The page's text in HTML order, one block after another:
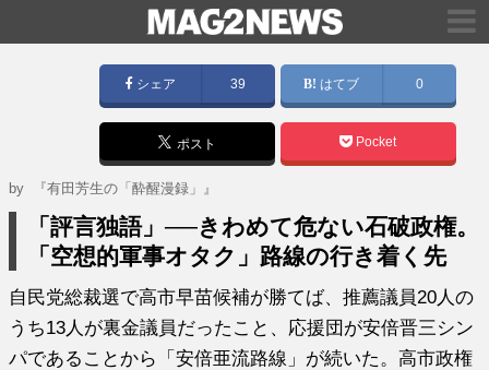
シェア 39 はてブ 0
ポスト Pocket
by 『有田芳生の「酔醒漫録」』
「評言独語」──きわめて危ない石破政権。
「空想的軍事オタク」路線の行き着く先
自民党総裁選で高市早苗候補が勝てば、推薦議員20人の
うち13人が裏金議員だったこと、応援団が安倍晋三シン
パであることから「安倍亜流路線」が続いた。高市政権